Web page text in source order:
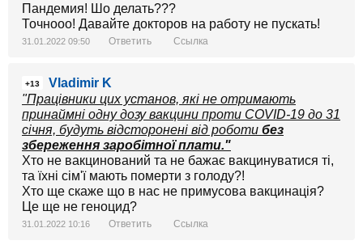
Пандемия! Шо делать???
Точнооо! Давайте докторов на работу не пускать!
31.01.2022 09:50 Ответить Ссылка
+13
Vladimir K
"Працівники цих установ, які не отримають
принаймні одну дозу вакцини проти COVID-19 до 31
січня, будуть відсторонені від роботи без
збереження заробітної плати."
Хто не вакцинований та не бажає вакцинуватися ті,
та їхні сім'ї мають померти з голоду?!
Хто ще скаже що в нас не примусова вакцинація?
Це ще не геноцид?
31.01.2022 10:16 Ответить Ссылка